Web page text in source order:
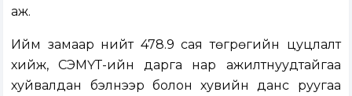
аж.
Ийм замаар нийт 478.9 сая төгрөгийн цуцлалт
хийж, СЭМҮТ-ийн дарга нар ажилтнуудтайгаа
хуйвалдан бэлнээр болон хувийн данс руугаа